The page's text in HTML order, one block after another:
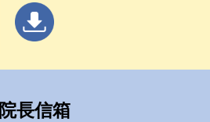
院長信箱